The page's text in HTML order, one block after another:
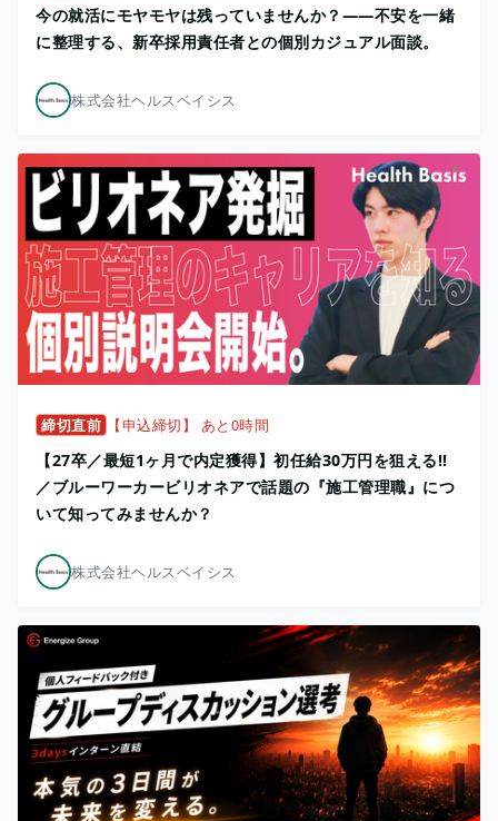
今の就活にモヤモヤは残っていませんか？——不安を一緒
に整理する、新卒採用責任者との個別カジュアル面談。
株式会社ヘルスベイシス
締切直前 【申込締切】 あと0時間
【27卒／最短1ヶ月で内定獲得】初任給30万円を狙える!!
／ブルーワーカービリオネアで話題の『施工管理職』につ
いて知ってみませんか？
株式会社ヘルスベイシス